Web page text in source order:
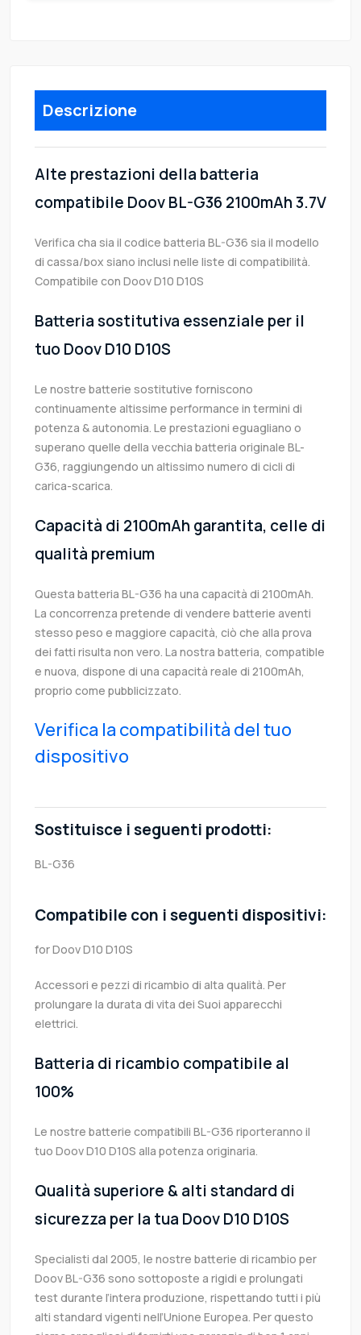
Descrizione
Alte prestazioni della batteria
compatibile Doov BL-G36 2100mAh 3.7V
Verifica cha sia il codice batteria BL-G36 sia il modello
di cassa/box siano inclusi nelle liste di compatibilità.
Compatibile con Doov D10 D10S
Batteria sostitutiva essenziale per il
tuo Doov D10 D10S
Le nostre batterie sostitutive forniscono
continuamente altissime performance in termini di
potenza & autonomia. Le prestazioni eguagliano o
superano quelle della vecchia batteria originale BL-
G36, raggiungendo un altissimo numero di cicli di
carica-scarica.
Capacità di 2100mAh garantita, celle di
qualità premium
Questa batteria BL-G36 ha una capacità di 2100mAh.
La concorrenza pretende di vendere batterie aventi
stesso peso e maggiore capacità, ciò che alla prova
dei fatti risulta non vero. La nostra batteria, compatible
e nuova, dispone di una capacità reale di 2100mAh,
proprio come pubblicizzato.
Verifica la compatibilità del tuo
dispositivo
Sostituisce i seguenti prodotti:
BL-G36
Compatibile con i seguenti dispositivi:
for Doov D10 D10S
Accessori e pezzi di ricambio di alta qualità. Per
prolungare la durata di vita dei Suoi apparecchi
elettrici.
Batteria di ricambio compatibile al
100%
Le nostre batterie compatibili BL-G36 riporteranno il
tuo Doov D10 D10S alla potenza originaria.
Qualità superiore & alti standard di
sicurezza per la tua Doov D10 D10S
Specialisti dal 2005, le nostre batterie di ricambio per
Doov BL-G36 sono sottoposte a rigidi e prolungati
test durante l’intera produzione, rispettando tutti i più
alti standard vigenti nell’Unione Europea. Per questo